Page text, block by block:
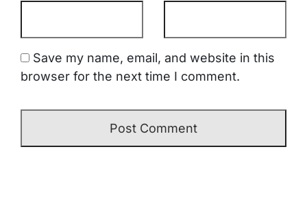
Save my name, email, and website in this
browser for the next time I comment.